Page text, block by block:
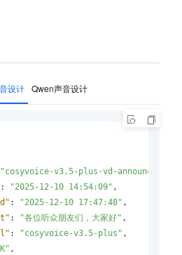
设计 Qwen声音设计
"cosyvoice-v3.5-plus-vd-announcer-
: "2025-12-10 14:54:09" ,
: "2025-12-10 17:47:48" ,
: "各位听众朋友们，大家好" ,
: "cosyvoice-v3.5-plus" ,
,